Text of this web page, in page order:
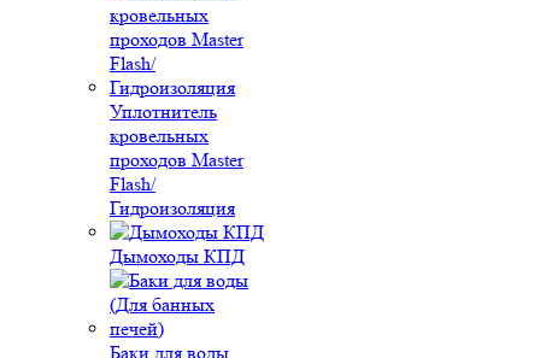
Уплотнитель
кровельных
проходов Master
Flash/
Гидроизоляция
Дымоходы КПД
Баки для воды